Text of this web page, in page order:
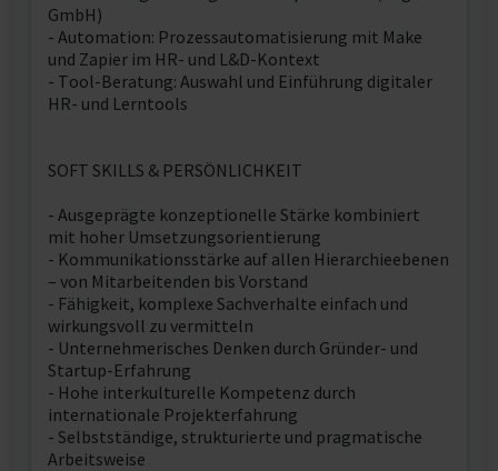
GmbH)
- Automation: Prozessautomatisierung mit Make
und Zapier im HR- und L&D-Kontext
- Tool-Beratung: Auswahl und Einführung digitaler
HR- und Lerntools
SOFT SKILLS & PERSÖNLICHKEIT
- Ausgeprägte konzeptionelle Stärke kombiniert
mit hoher Umsetzungsorientierung
- Kommunikationsstärke auf allen Hierarchieebenen
– von Mitarbeitenden bis Vorstand
- Fähigkeit, komplexe Sachverhalte einfach und
wirkungsvoll zu vermitteln
- Unternehmerisches Denken durch Gründer- und
Startup-Erfahrung
- Hohe interkulturelle Kompetenz durch
internationale Projekterfahrung
- Selbstständige, strukturierte und pragmatische
Arbeitsweise